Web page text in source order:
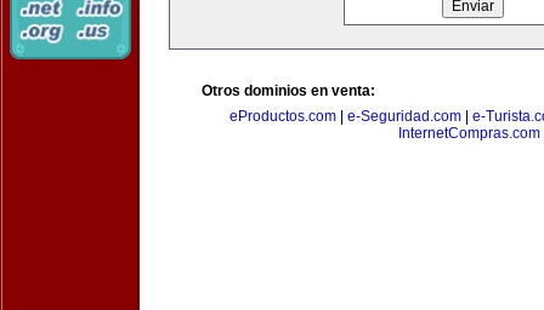
Otros dominios en venta:
eProductos.com
e-Seguridad.com
e-
InternetCompras.com